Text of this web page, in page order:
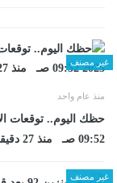
غير مصنف
منذ عام واحد
09:52 صـ منذ 27 دقيقة
غير مصنف